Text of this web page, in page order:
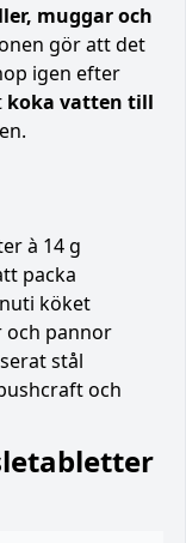
muggar och
gör att det
igen efter
koka vatten till
à 14 g
packa
köket
och pannor
stål
och